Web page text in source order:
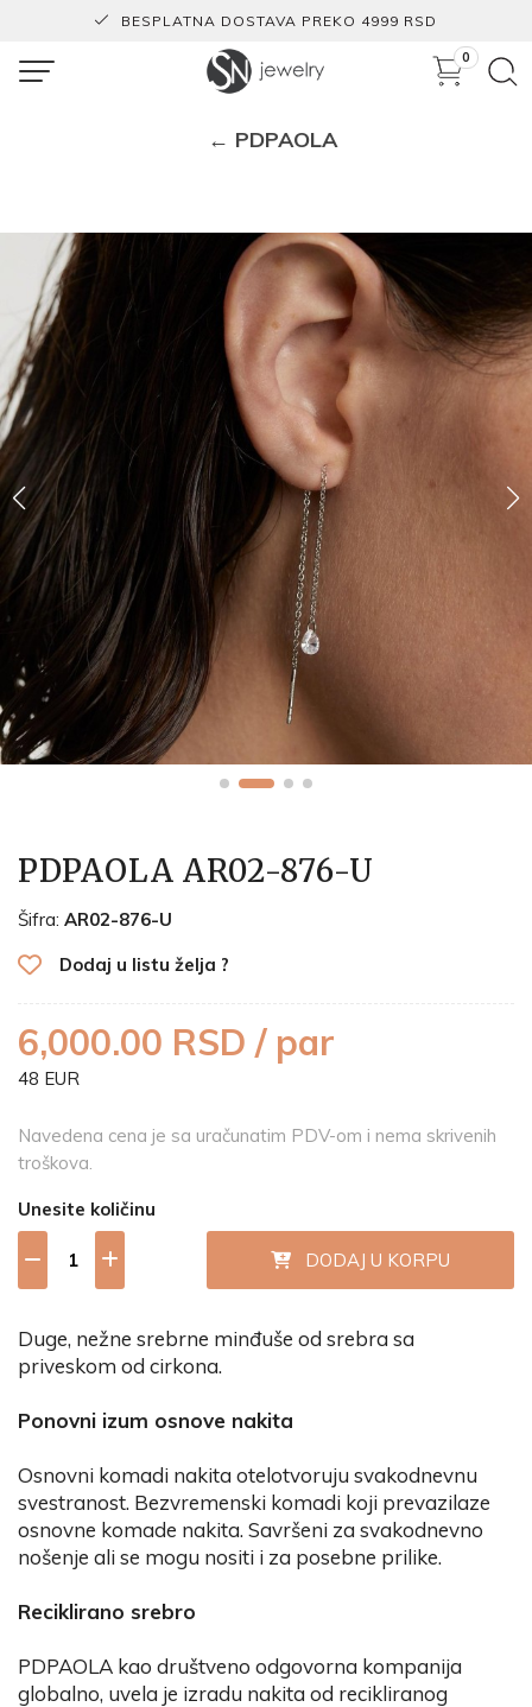
BESPLATNA DOSTAVA PREKO 4999 RSD
0
← PDPAOLA
PDPAOLA AR02-876-U
Šifra: AR02-876-U
Dodaj u listu želja ?
6,000.00 RSD / par
48 EUR
Navedena cena je sa uračunatim PDV-om i nema skrivenih
troškova.
Unesite količinu
DODAJ U KORPU
Duge, nežne srebrne minđuše od srebra sa
priveskom od cirkona.
Ponovni izum osnove nakita
Osnovni komadi nakita otelotvoruju svakodnevnu
svestranost. Bezvremenski komadi koji prevazilaze
osnovne komade nakita. Savršeni za svakodnevno
nošenje ali se mogu nositi i za posebne prilike.
Reciklirano srebro
PDPAOLA kao društveno odgovorna kompanija
globalno, uvela je izradu nakita od recikliranog